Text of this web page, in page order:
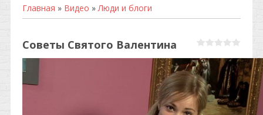
Главная » Видео »Люди и блоги
Советы Святого Валентина